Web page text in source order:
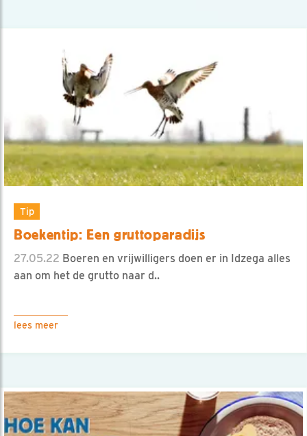
Tip
Boekentip: Een gruttoparadijs
27.05.22 Boeren en vrijwilligers doen er in Idzega alles
aan om het de grutto naar d..
lees meer